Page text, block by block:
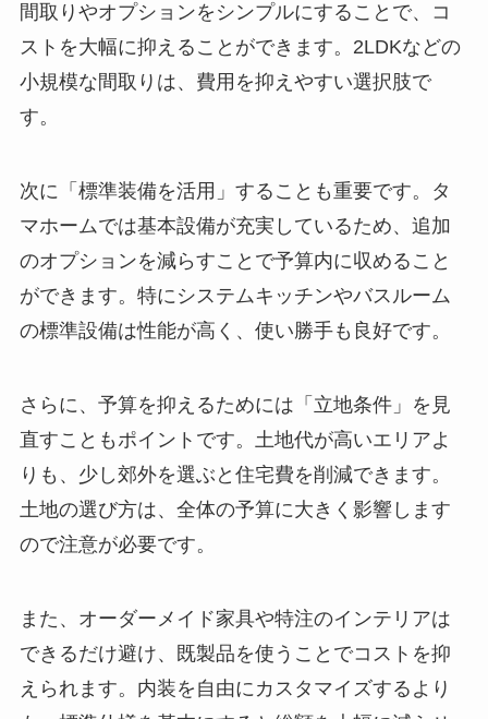
間取りやオプションをシンプルにすることで、コ
ストを大幅に抑えることができます。2LDKなどの
小規模な間取りは、費用を抑えやすい選択肢で
す。
次に「標準装備を活用」することも重要です。タ
マホームでは基本設備が充実しているため、追加
のオプションを減らすことで予算内に収めること
ができます。特にシステムキッチンやバスルーム
の標準設備は性能が高く、使い勝手も良好です。
さらに、予算を抑えるためには「立地条件」を見
直すこともポイントです。土地代が高いエリアよ
りも、少し郊外を選ぶと住宅費を削減できます。
土地の選び方は、全体の予算に大きく影響します
ので注意が必要です。
また、オーダーメイド家具や特注のインテリアは
できるだけ避け、既製品を使うことでコストを抑
えられます。内装を自由にカスタマイズするより